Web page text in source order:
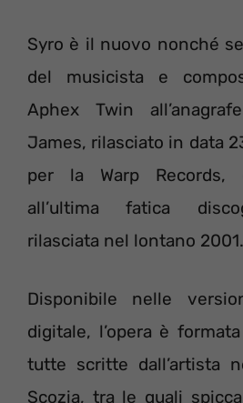
Syro è il nuovo nonché
del musicista e
Aphex Twin
James, rilasciato in data
per la Warp
all’ultima fatica
rilasciata nel lontano 2001.
Disponibile nelle
digitale, l’opera è
tutte scritte dall’artista
Scozia, tra le quali